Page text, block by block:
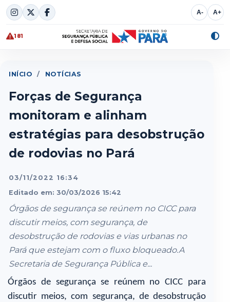
Skip
to
content
A- A+
181
INÍCIO / NOTÍCIAS
Forças de Segurança
monitoram e alinham
estratégias para desobstrução
de rodovias no Pará
03/11/2022 16:34
Editado em: 30/03/2026 15:42
Órgãos de segurança se reúnem no CICC para
discutir meios, com segurança, de
desobstrução de rodovias e vias urbanas no
Pará que estejam com o fluxo bloqueado.A
Secretaria de Segurança Pública e...
Órgãos de segurança se reúnem no CICC para
discutir meios, com segurança, de desobstrução